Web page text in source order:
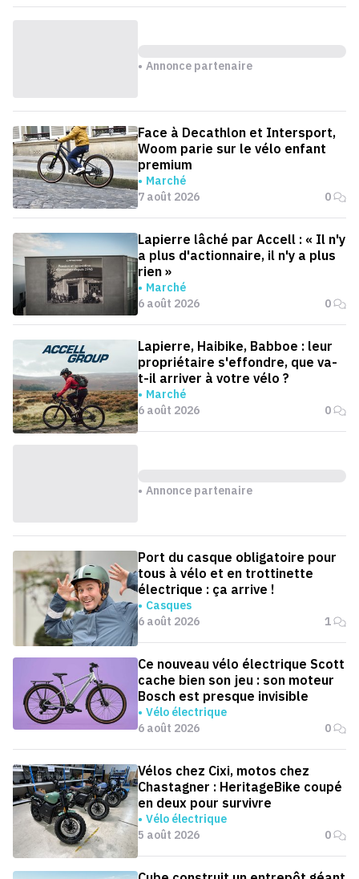
Annonce partenaire
Face à Decathlon et Intersport,
Woom parie sur le vélo enfant
premium
Marché
7 août 2026
0
Lapierre lâché par Accell : « Il n'y
a plus d'actionnaire, il n'y a plus
rien »
Marché
6 août 2026
0
Lapierre, Haibike, Babboe : leur
propriétaire s'effondre, que va-
t-il arriver à votre vélo ?
Marché
6 août 2026
0
Annonce partenaire
Port du casque obligatoire pour
tous à vélo et en trottinette
électrique : ça arrive !
Casques
6 août 2026
1
Ce nouveau vélo électrique Scott
cache bien son jeu : son moteur
Bosch est presque invisible
Vélo électrique
6 août 2026
0
Vélos chez Cixi, motos chez
Chastagner : HeritageBike coupé
en deux pour survivre
Vélo électrique
5 août 2026
0